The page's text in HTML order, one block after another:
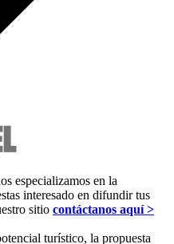
especializamos en la
interesado en difundir tus
sitio contáctanos aquí >
turístico, la propuesta